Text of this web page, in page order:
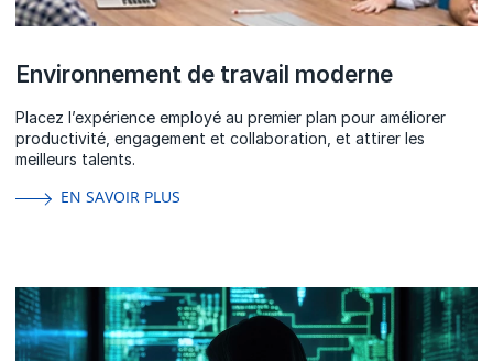
Environnement de travail moderne
Placez l’expérience employé au premier plan pour améliorer
productivité, engagement et collaboration, et attirer les
meilleurs talents.
EN SAVOIR PLUS